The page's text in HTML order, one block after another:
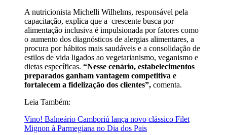
A nutricionista Michelli Wilhelms, responsável pela
capacitação, explica que a crescente busca por
alimentação inclusiva é impulsionada por fatores como
o aumento dos diagnósticos de alergias alimentares, a
procura por hábitos mais saudáveis e a consolidação de
estilos de vida ligados ao vegetarianismo, veganismo e
dietas específicas. “Nesse cenário, estabelecimentos
preparados ganham vantagem competitiva e
fortalecem a fidelização dos clientes”, comenta.
Leia Também:
Vino! Balneário Camboriú lança novo clássico Filet
Mignon à Parmegiana no Dia dos Pais